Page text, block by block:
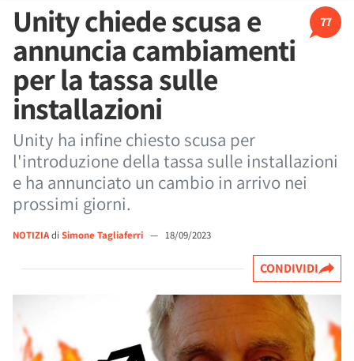
77
Unity chiede scusa e
annuncia cambiamenti
per la tassa sulle
installazioni
Unity ha infine chiesto scusa per
l'introduzione della tassa sulle installazioni
e ha annunciato un cambio in arrivo nei
prossimi giorni.
NOTIZIAdi Simone Tagliaferri — 18/09/2023
CONDIVIDI